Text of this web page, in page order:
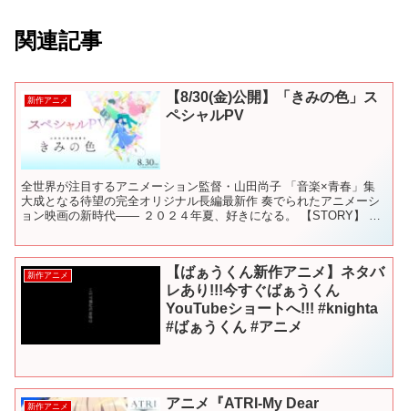
関連記事
新作アニメ
【8/30(金)公開】「きみの色」ス
ペシャルPV
全世界が注目するアニメーション監督・山田尚子 「音楽×青春」集
大成となる待望の完全オリジナル長編最新作 奏でられたアニメーシ
ョン映画の新時代―― ２０２４年夏、好きになる。 【STORY】 わ
新作アニメ
【ばぁうくん新作アニメ】ネタバ
レあり!!!今すぐばぁうくん
YouTubeショートへ!!! #knighta
#ばぁうくん #アニメ
新作アニメ
アニメ『ATRI-My Dear